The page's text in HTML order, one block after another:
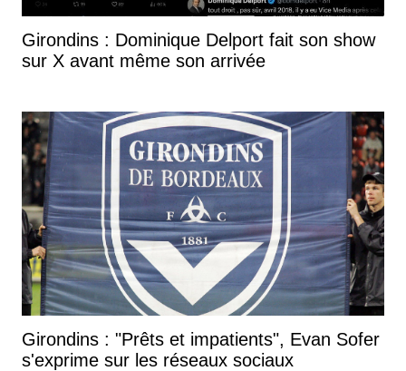
Girondins : Dominique Delport fait son show
sur X avant même son arrivée
Girondins : "Prêts et impatients", Evan Sofer
s'exprime sur les réseaux sociaux